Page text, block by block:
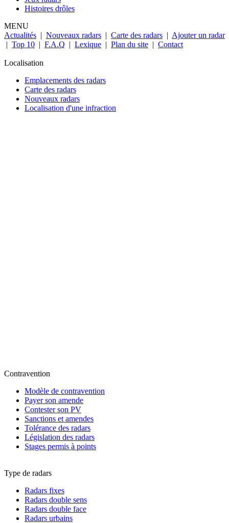
Histoires drôles
MENU
Actualités | Nouveaux radars | Carte des radars | Ajouter un radar
| Top 10 | F.A.Q | Lexique | Plan du site | Contact
Localisation
Emplacements des radars
Carte des radars
Nouveaux radars
Localisation d'une infraction
Contravention
Modèle de contravention
Payer son amende
Contester son PV
Sanctions et amendes
Tolérance des radars
Législation des radars
Stages permis à points
Type de radars
Radars fixes
Radars double sens
Radars double face
Radars urbains